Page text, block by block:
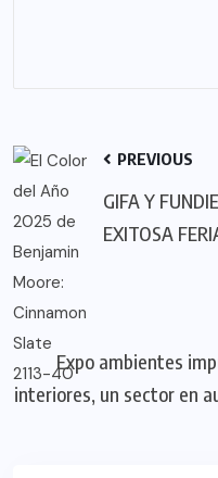
PREVIOUS
GIFA Y
EXITOSA
Expo ambientes
interiores, un sector en